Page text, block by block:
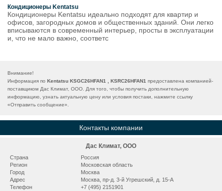
Кондиционеры Kentatsu
Кондиционеры Kentatsu идеально подходят для квартир и
офисов, загородных домов и общественных зданий. Они легко
вписываются в современный интерьер, просты в эксплуатации
и, что не мало важно, соответс
Внимание!
Информация по Kentatsu KSGC26HFAN1 , KSRC26HFAN1 предоставлена компанией-
поставщиком Дас Климат, ООО. Для того, чтобы получить дополнительную
информацию, узнать актуальную цену или условия постаки, нажмите ссылку
«Отправить сообщение».
Контакты компании
Дас Климат, ООО
Страна
Россия
Регион
Московская область
Город
Москва
Адрес
Москва, пр-д. 3-й Угрешский, д. 15-А
Телефон
+7 (495) 2151901